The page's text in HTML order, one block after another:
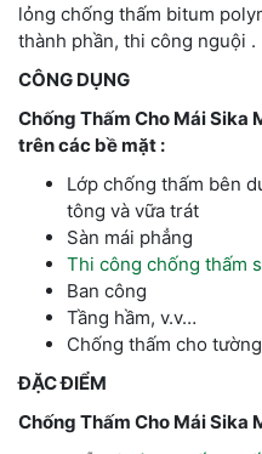
lỏng chống thấm bitum
thành phần, thi công nguội .
CÔNG DỤNG
Chống Thấm Cho Mái Sika
trên các bề mặt :
Lớp chống thấm bên
tông và vữa trát
Sàn mái phẳng
Thi công chống thấm
Ban công
Tầng hầm, v.v…
Chống thấm cho tường
ĐẶC ĐIỂM
Chống Thấm Cho Mái Sika